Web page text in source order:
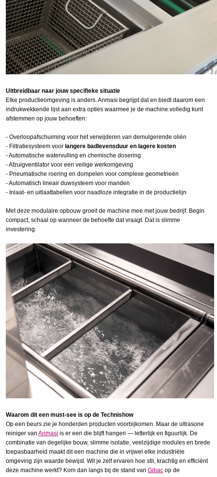
Uitbreidbaar naar jouw specifieke situatie
Elke productieomgeving is anders. Anmasi begrijpt dat en biedt daarom een
indrukwekkende lijst aan extra opties waarmee je de machine volledig kunt
afstemmen op jouw behoeften:
- Overloopafschuiming voor het verwijderen van demulgerende oliën
- Filtratiesysteem voor langere badlevensduur en lagere kosten
- Automatische watervulling en chemische dosering
- Afzuigventilator voor een veilige werkomgeving
- Pneumatische roering en dompelen voor complexe geometrieën
- Automatisch lineair duwsysteem voor manden
- Inlaat- en uitlaattabellen voor naadloze integratie in de productielijn
Met deze modulaire opbouw groeit de machine mee met jouw bedrijf. Begin
compact, schaal op wanneer de behoefte dat vraagt. Dat is slimme
investering.
Waarom dit een must-see is op de Technishow
Op een beurs zie je honderden producten voorbijkomen. Maar de ultrasone
reiniger van Anmasi is er een die blijft hangen — letterlijk en figuurlijk. De
combinatie van degelijke bouw, slimme isolatie, veelzijdige modules en brede
toepasbaarheid maakt dit een machine die in vrijwel elke industriële
omgeving zijn waarde bewijst. Wil je zelf ervaren hoe stil, krachtig en efficiënt
deze machine werkt? Kom dan langs bij de stand van Gibac op de